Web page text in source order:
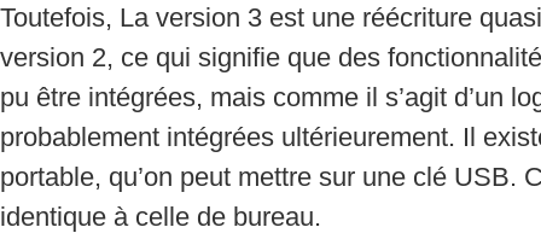
Toutefois, La version 3 est une réécriture
version 2, ce qui signifie que des
pu être intégrées, mais comme il s’agit d’un
probablement intégrées ultérieurement. Il
portable, qu’on peut mettre sur une clé USB.
identique à celle de bureau.